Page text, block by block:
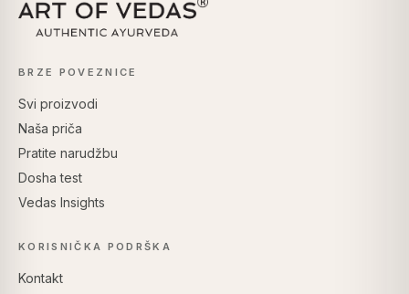
BRZE POVEZNICE
Svi proizvodi
Naša priča
Pratite narudžbu
Dosha test
Vedas Insights
KORISNIČKA PODRŠKA
Kontakt